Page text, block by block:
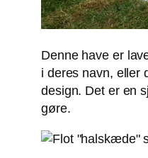
Denne have er
i deres navn, eller
design. Det er en
gøre.